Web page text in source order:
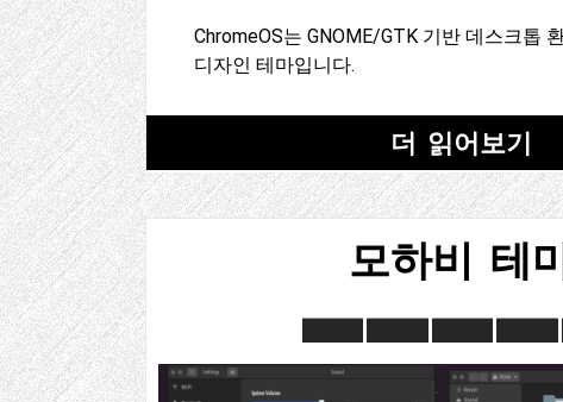
ChromeOS는 GNOME/GTK 기반 데스크톱
디자인 테마입니다.
더 읽어보기
모하비 테